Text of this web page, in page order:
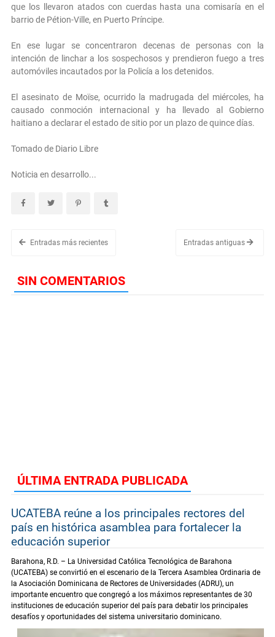
que los llevaron atados con cuerdas hasta una comisaría en el
barrio de Pétion-Ville, en Puerto Príncipe.
En ese lugar se concentraron decenas de personas con la
intención de linchar a los sospechosos y prendieron fuego a tres
automóviles incautados por la Policía a los detenidos.
El asesinato de Moïse, ocurrido la madrugada del miércoles, ha
causado conmoción internacional y ha llevado al Gobierno
haitiano a declarar el estado de sitio por un plazo de quince días.
Tomado de Diario Libre
Noticia en desarrollo...
Entradas más recientes Entradas antiguas
SIN COMENTARIOS
ÚLTIMA ENTRADA PUBLICADA
UCATEBA reúne a los principales rectores del
país en histórica asamblea para fortalecer la
educación superior
Barahona, R.D. – La Universidad Católica Tecnológica de Barahona
(UCATEBA) se convirtió en el escenario de la Tercera Asamblea Ordinaria de
la Asociación Dominicana de Rectores de Universidades (ADRU), un
importante encuentro que congregó a los máximos representantes de 30
instituciones de educación superior del país para debatir los principales
desafíos y oportunidades del sistema universitario dominicano.